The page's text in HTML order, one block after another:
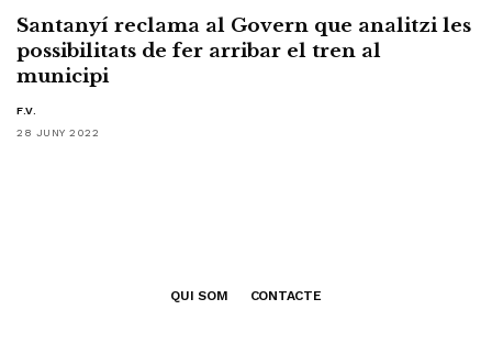
Santanyí reclama al Govern que analitzi les
possibilitats de fer arribar el tren al
municipi
F.V.
28 JUNY 2022
QUI SOM CONTACTE